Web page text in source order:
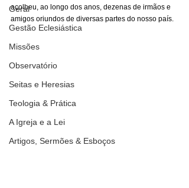
Geral
Gestão Eclesiástica
Missões
Observatório
Seitas e Heresias
Teologia & Prática
A Igreja e a Lei
Artigos, Sermões & Esboços
acolheu, ao longo dos anos, dezenas de irmãos e
amigos oriundos de diversas partes do nosso país.